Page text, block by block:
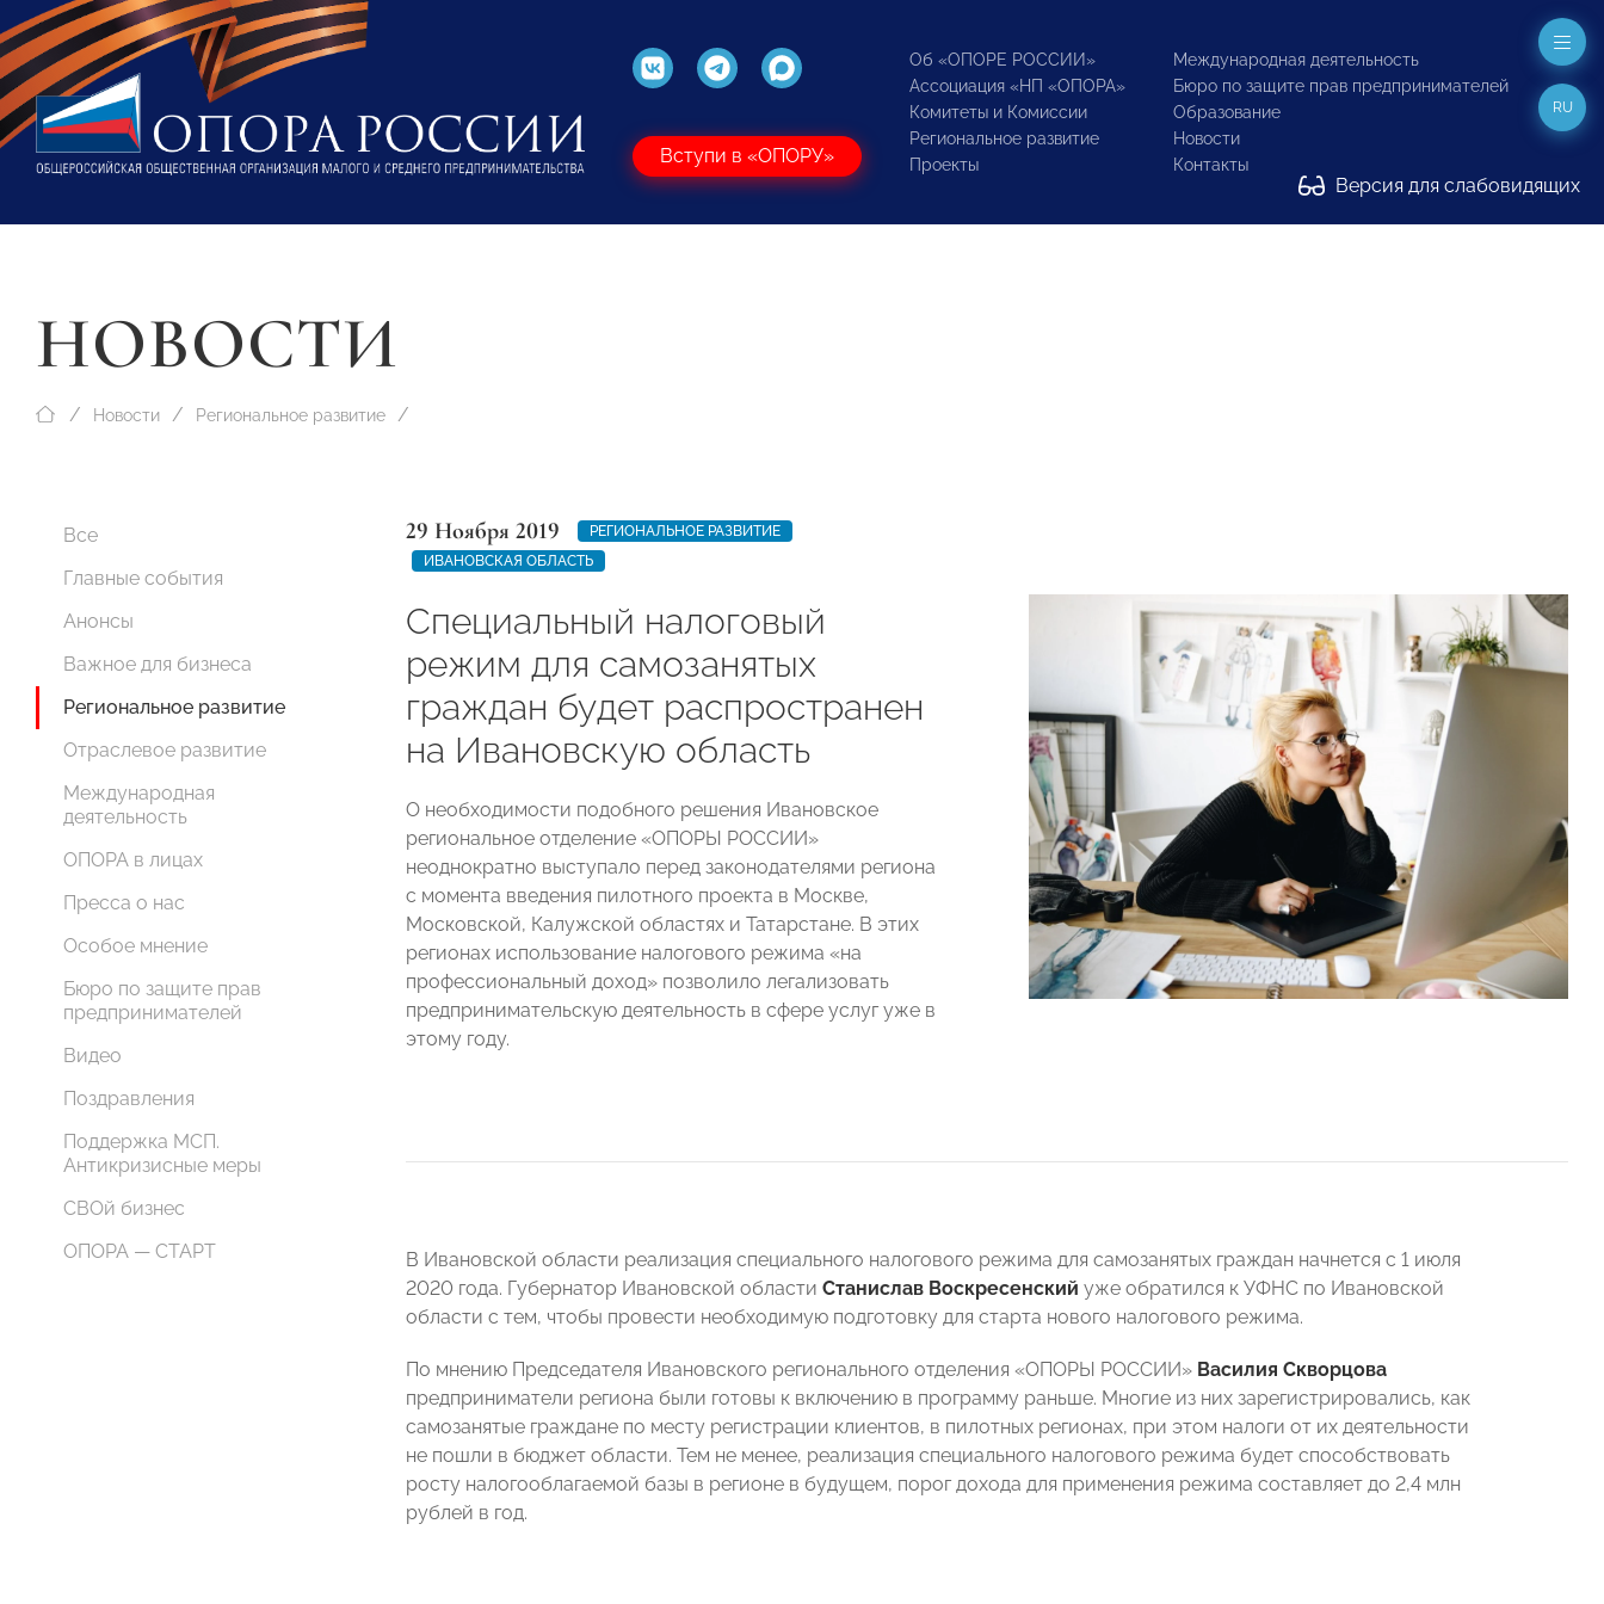
Вступи в «ОПОРУ»
Об «ОПОРЕ РОССИИ»
Ассоциация «НП «ОПОРА»
Комитеты и Комиссии
Региональное развитие
Проекты
Международная деятельность
Бюро по защите прав предпринимателей
Образование
Новости
Контакты
Версия для слабовидящих
RU
НОВОСТИ
Новости Региональное развитие
Все
Главные события
Анонсы
Важное для бизнеса
Региональное развитие
Отраслевое развитие
Международная
деятельность
ОПОРА в лицах
Пресса о нас
Особое мнение
Бюро по защите прав
предпринимателей
Видео
Поздравления
Поддержка МСП.
Антикризисные меры
СВОй бизнес
ОПОРА — СТАРТ
29 Ноября 2019
РЕГИОНАЛЬНОЕ РАЗВИТИЕ
ИВАНОВСКАЯ ОБЛАСТЬ
Специальный налоговый
режим для самозанятых
граждан будет распространен
на Ивановскую область
О необходимости подобного решения Ивановское
региональное отделение «ОПОРЫ РОССИИ»
неоднократно выступало перед законодателями региона
с момента введения пилотного проекта в Москве,
Московской, Калужской областях и Татарстане. В этих
регионах использование налогового режима «на
профессиональный доход» позволило легализовать
предпринимательскую деятельность в сфере услуг уже в
этому году.
В Ивановской области реализация специального налогового режима для самозанятых граждан начнется с 1 июля
2020 года. Губернатор Ивановской области Станислав Воскресенский уже обратился к УФНС по Ивановской
области с тем, чтобы провести необходимую подготовку для старта нового налогового режима.
По мнению Председателя Ивановского регионального отделения «ОПОРЫ РОССИИ» Василия Скворцова
предприниматели региона были готовы к включению в программу раньше. Многие из них зарегистрировались, как
самозанятые граждане по месту регистрации клиентов, в пилотных регионах, при этом налоги от их деятельности
не пошли в бюджет области. Тем не менее, реализация специального налогового режима будет способствовать
росту налогооблагаемой базы в регионе в будущем, порог дохода для применения режима составляет до 2,4 млн
рублей в год.